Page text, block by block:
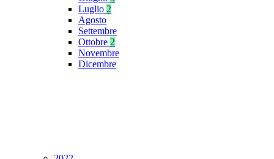
Luglio 2
Agosto
Settembre
Ottobre 2
Novembre
Dicembre